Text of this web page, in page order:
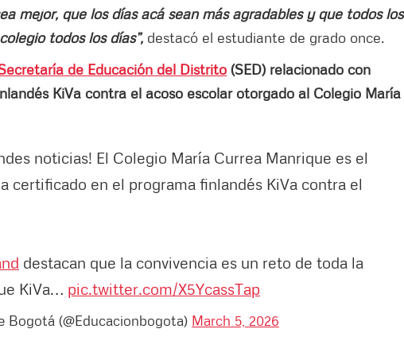
mejor, que los días acá sean más agradables y que todos los
todos los días”, destacó el estudiante de grado once.
de Educación del Distrito (SED) relacionado con
KiVa contra el acoso escolar otorgado al Colegio María
noticias! El Colegio María Currea Manrique es el
certificado en el programa finlandés KiVa contra el
destacan que la convivencia es un reto de toda la
KiVa… pic.twitter.com/X5YcassTap
Bogotá (@Educacionbogota) March 5, 2026